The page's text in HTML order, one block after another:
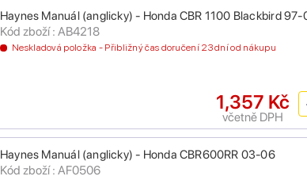
Haynes Manuál (anglicky) - Honda CBR 1100 Blackbird 97-
Kód zboží : AB4218
Neskladová položka - Přibližný čas doručení 23 dní od nákupu
1,357 Kč
včetně DPH
Haynes Manuál (anglicky) - Honda CBR600RR 03-06
Kód zboží : AF0506